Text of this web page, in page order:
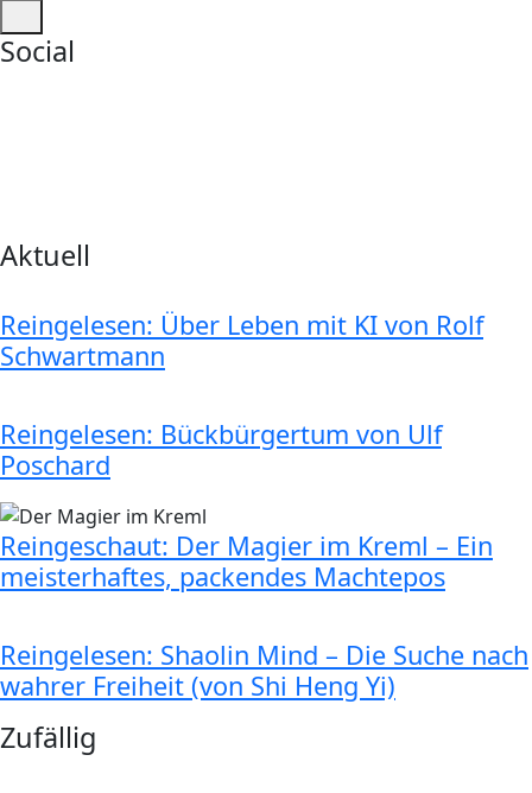
Social
Aktuell
Reingelesen: Über Leben mit KI von Rolf
Schwartmann
Reingelesen: Bückbürgertum von Ulf
Poschard
Reingeschaut: Der Magier im Kreml – Ein
meisterhaftes, packendes Machtepos
Reingelesen: Shaolin Mind – Die Suche nach
wahrer Freiheit (von Shi Heng Yi)
Zufällig